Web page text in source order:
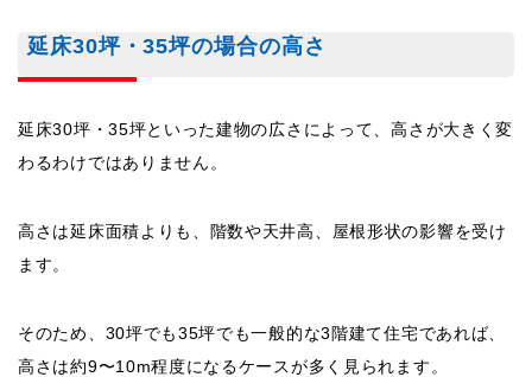
延床30坪・35坪の場合の高さ
延床30坪・35坪といった建物の広さによって、高さが大きく変
わるわけではありません。
高さは延床面積よりも、階数や天井高、屋根形状の影響を受け
ます。
そのため、30坪でも35坪でも一般的な3階建て住宅であれば、
高さは約9〜10m程度になるケースが多く見られます。